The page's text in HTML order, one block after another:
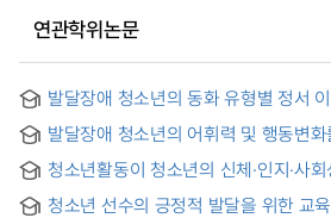
연관학위논문
발달장애 청소년의 동화 유형별 정서
Emotional Expression Vocabulary
Adolescents with Developmental
발달장애 청소년의 어휘력 및 행동변
Use of fairy tale for vocabulary and
developmental disorder
청소년활동이 청소년의 신체·인지·사
청소년 선수의 긍정적 발달을 위한 교